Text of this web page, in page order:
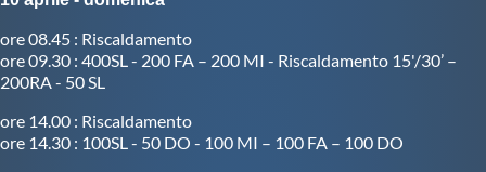
Protezione Civile
Qualità
ore 08.45 : Riscaldamento
ore 09.30 : 400SL - 200 FA – 200 MI - Riscaldamento 15'/30’ –
200RA - 50 SL
ore 14.00 : Riscaldamento
ore 14.30 : 100SL - 50 DO - 100 MI – 100 FA – 100 DO